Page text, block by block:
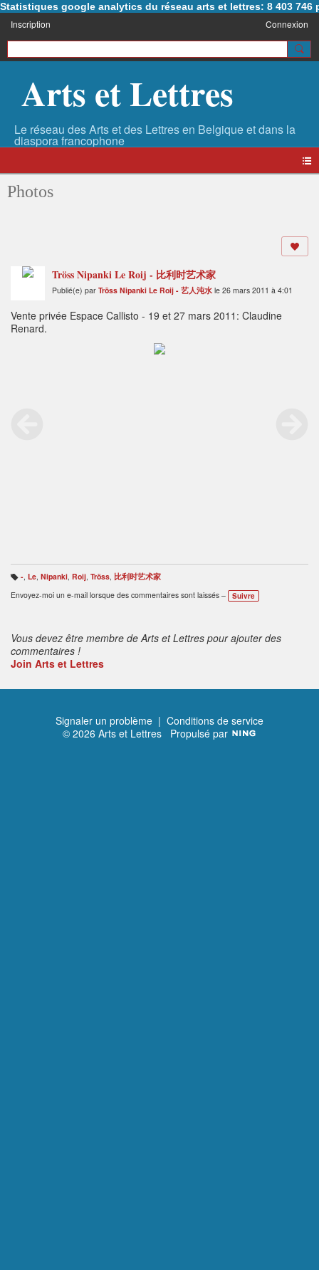
Statistiques google analytics du réseau arts et lettres: 8 403 746
Inscription Connexion
Arts et Lettres
Photos
Tröss Nipanki Le Roij - 比利时艺术家
Publié(e) par Tröss Nipanki Le Roij - 艺人沌水 le 26 mars 2011 à 4:01
Vente privée Espace Callisto - 19 et 27 mars 2011: Claudine
Renard.
B
ali
s
-, Le, Nipanki, Roij, Tröss, 比利时艺术家
Envoyez-moi un e-mail lorsque des commentaires sont laissés –
Suivre
Vous devez être membre de Arts et Lettres pour ajouter des
commentaires !
Join Arts et Lettres
Signaler un problème | Conditions de service
© 2026 Arts et Lettres Propulsé par